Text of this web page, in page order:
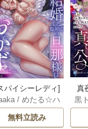
パイシーレディ]
略結婚した塩対
応の旦那様は毎晩
寝たふりをした私
/めたる☆ハ
ニィ
無料立読み
真
は
黒